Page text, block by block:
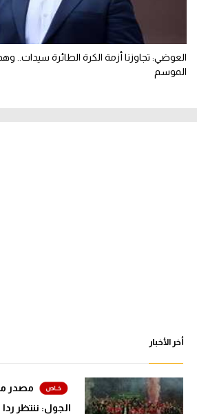
العوضي: تجاوزنا أزمة الكرة الطائرة
الموسم
أخر الأخبار
مصدر
الجول: ننتظر